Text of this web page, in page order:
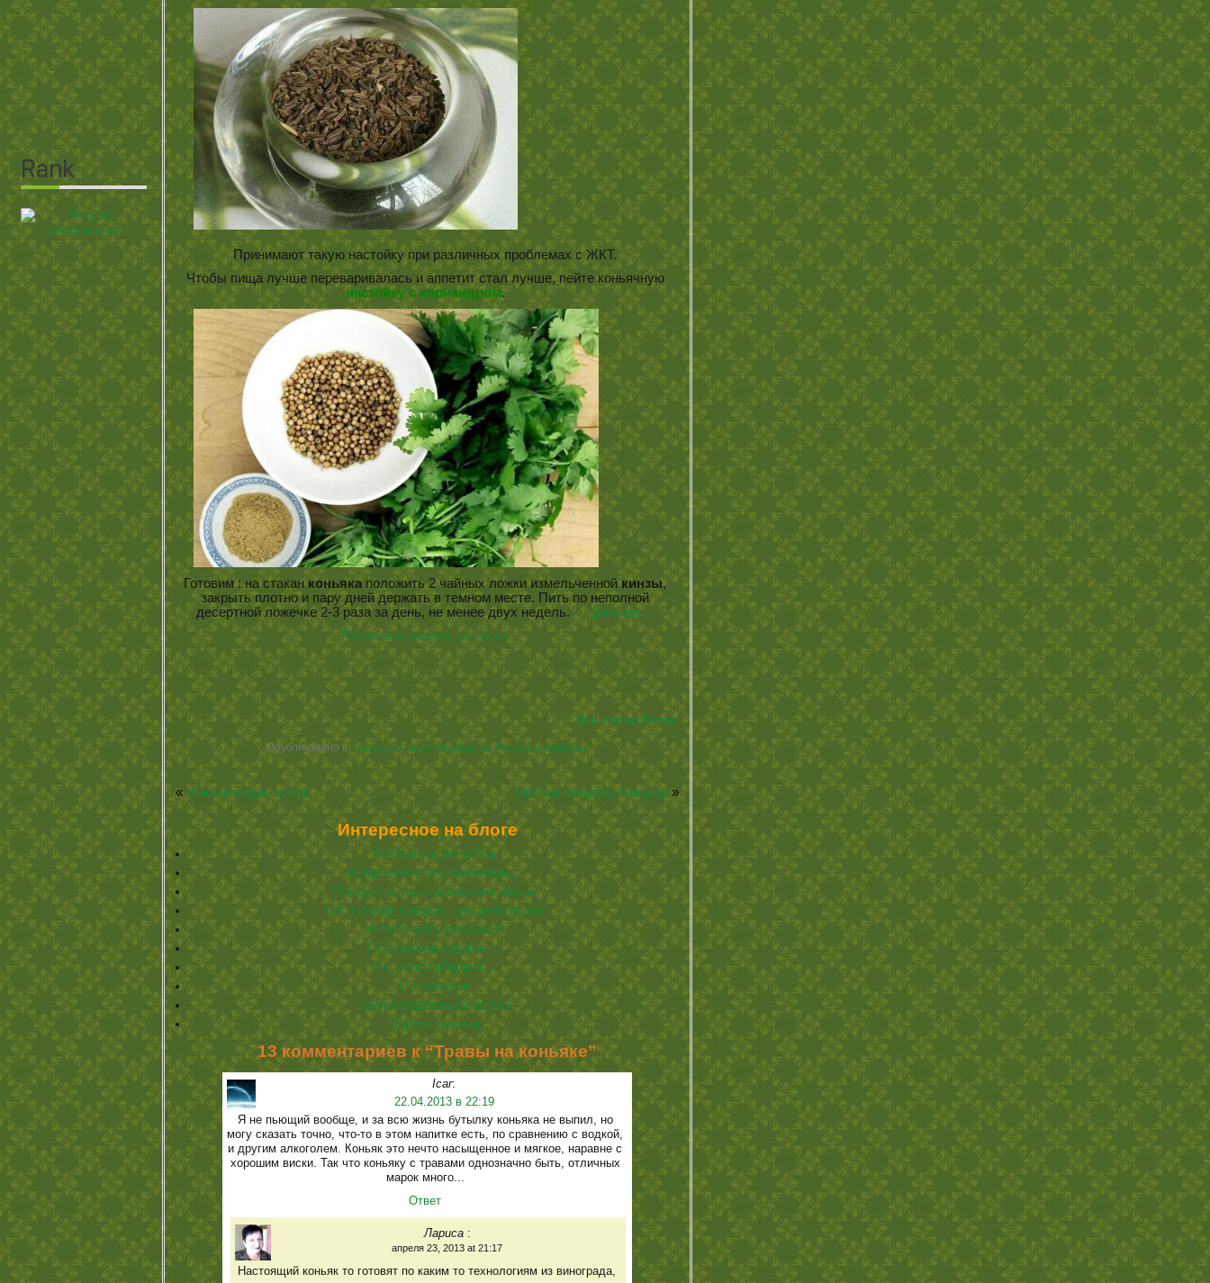
Принимают такую настойку при различных проблемах с ЖКТ.
Чтобы пища лучше переваривалась и аппетит стал лучше, пейте коньячную
настойку с кориандром.
Готовим : на стакан коньякаположить 2 чайных ложки измельченнойкинзы,
закрыть плотно и пару дней держать в темном месте. Пить по неполной
десертной ложечке 2-3 раза за день, не менее двух недель. Дальше…
Полезные знания для всех
Все статьи блога
Опубликовано в Альтернативная медицина., Ресурсы природы
Прочие секреты коньяка »
« Имплантация зубов
Интересное на блоге
Имплантация зубов
И еще кое что о полезном…
Продукты, продлевающие жизнь
Об этом не говорят…но действуют
Хотите жить дольше?!
Об этом не говорят…
Ох, этот гайморит…
О сколиозе
Тайны медвежьей желчи
Цирроз печени
13 комментариев к “Травы на коньяке”
Icar:
22.04.2013 в 22:19
Я не пьющий вообще, и за всю жизнь бутылку коньяка не выпил, но
могу сказать точно, что-то в этом напитке есть, по сравнению с водкой,
и другим алкоголем. Коньяк это нечто насыщенное и мягкое, наравне с
хорошим виски. Так что коньяку с травами однозначно быть, отличных
марок много...
Ответ
Лариса:
апреля 23, 2013 at 21:17
Настоящий коньяк то готовят по каким то технологиям из винограда,